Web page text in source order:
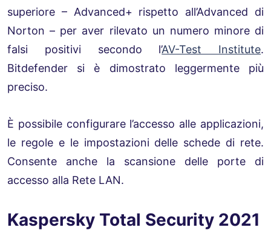
superiore – Advanced+ rispetto all’Advanced di
Norton – per aver rilevato un numero minore di
falsi positivi secondo l’AV-Test Institute.
Bitdefender si è dimostrato leggermente più
preciso.
È possibile configurare l’accesso alle applicazioni,
le regole e le impostazioni delle schede di rete.
Consente anche la scansione delle porte di
accesso alla Rete LAN.
Kaspersky Total Security 2021